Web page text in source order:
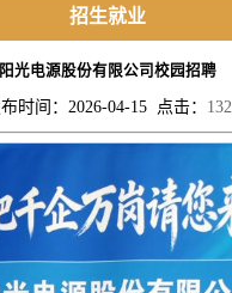
招生就业
阳光电源股份有限公司校园招聘
时间：2026-04-15 点击： 132